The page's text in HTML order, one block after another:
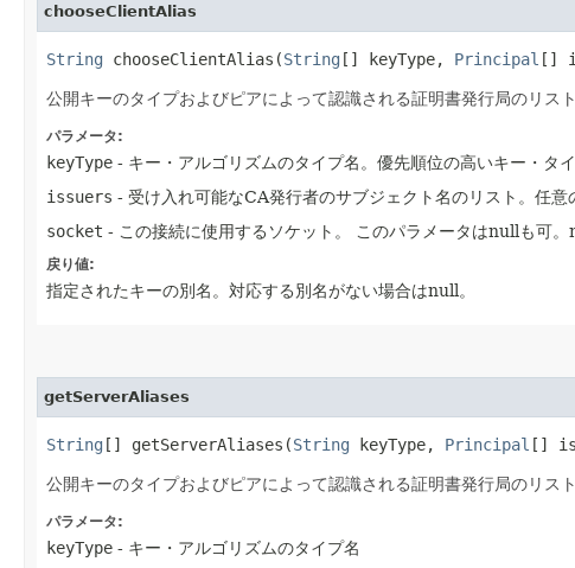
chooseClientAlias
String chooseClientAlias​(String [] keyType, Principal []
公開キーのタイプおよびピアによって認識される証明書発行局のリス
パラメータ:
keyType - キー・アルゴリズムのタイプ名。優先順位の高いキー・タ
issuers - 受け入れ可能なCA発行者のサブジェクト名のリスト。任
socket - この接続に使用するソケット。 このパラメータはnullも可。
戻り値:
指定されたキーの別名。対応する別名がない場合はnull。
getServerAliases
String [] getServerAliases​(String keyType, Principal []
公開キーのタイプおよびピアによって認識される証明書発行局のリス
パラメータ:
keyType - キー・アルゴリズムのタイプ名